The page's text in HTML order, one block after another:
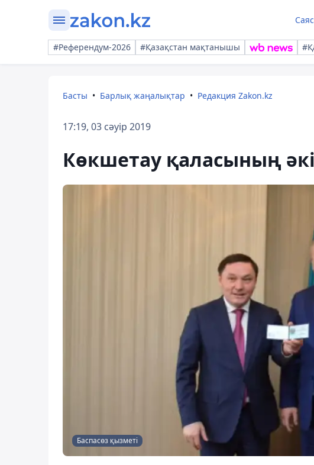
#Референдум-2026 #Қазақстан мақтанышы
Басты Барлық жаңалықтар Редакция Zakon.kz
17:19, 03 сәуір 2019
Көкшетау қаласының
Баспасөз қызметі